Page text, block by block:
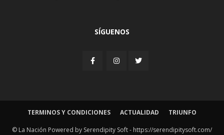
SÍGUENOS
TERMINOS Y CONDICIONES ACTUALIDAD TRIUNFO
© La Nación Powered by Serendipity Soft - https://serendipitysoft.com/